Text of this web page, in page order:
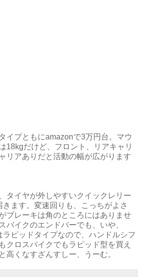
イプともにamazonで3万円台。マウ
18kgだけど、フロント、リアキャリ
リアありだと活動の幅が広がります
タイヤが外しやすいクイックレリー
ます。変速回りも、こっちがよさ
ブレーキは角のところにはありませ
バイクのエンドバーでも、いや、
ピッドタイプなので、ハンドルシフ
クロスバイクでもラピッド型を買え
くなすざんすしー、うーむ。